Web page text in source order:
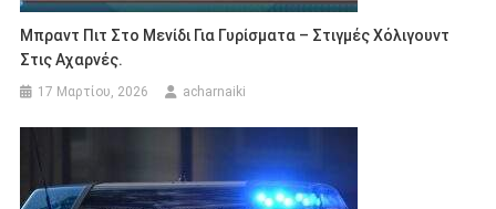
Μπραντ Πιτ Στο Μενίδι Για Γυρίσματα – Στιγμές Χόλιγουντ
Στις Αχαρνές.
17 Μαρτίου, 2026 acharnaiki